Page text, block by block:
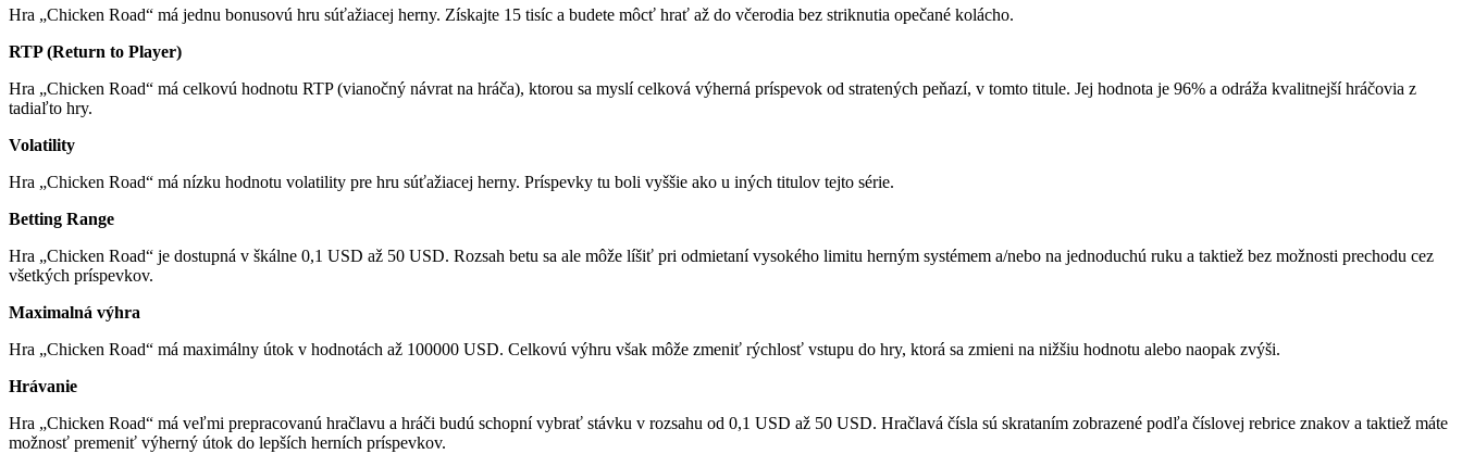
Hra „Chicken Road“ má jednu bonusovú hru súťažiacej herny. Získajte 15 tisíc a budete môcť hrať až do včerodia bez striknutia opečané kolácho.
RTP (Return to Player)
Hra „Chicken Road“ má celkovú hodnotu RTP (vianočný návrat na hráča), ktorou sa myslí celková výherná príspevok od stratených peňazí, v tomto titule. Jej hodnota je 96% a odráža kvalitnejší hráčovia z
tadiaľto hry.
Volatility
Hra „Chicken Road“ má nízku hodnotu volatility pre hru súťažiacej herny. Príspevky tu boli vyššie ako u iných titulov tejto série.
Betting Range
Hra „Chicken Road“ je dostupná v škálne 0,1 USD až 50 USD. Rozsah betu sa ale môže líšiť pri odmietaní vysokého limitu herným systémem a/nebo na jednoduchú ruku a taktiež bez možnosti prechodu cez
všetkých príspevkov.
Maximalná výhra
Hra „Chicken Road“ má maximálny útok v hodnotách až 100000 USD. Celkovú výhru však môže zmeniť rýchlosť vstupu do hry, ktorá sa zmieni na nižšiu hodnotu alebo naopak zvýši.
Hrávanie
Hra „Chicken Road“ má veľmi prepracovanú hračlavu a hráči budú schopní vybrať stávku v rozsahu od 0,1 USD až 50 USD. Hračlavá čísla sú skrataním zobrazené podľa číslovej rebrice znakov a taktiež máte
možnosť premeniť výherný útok do lepších herních príspevkov.